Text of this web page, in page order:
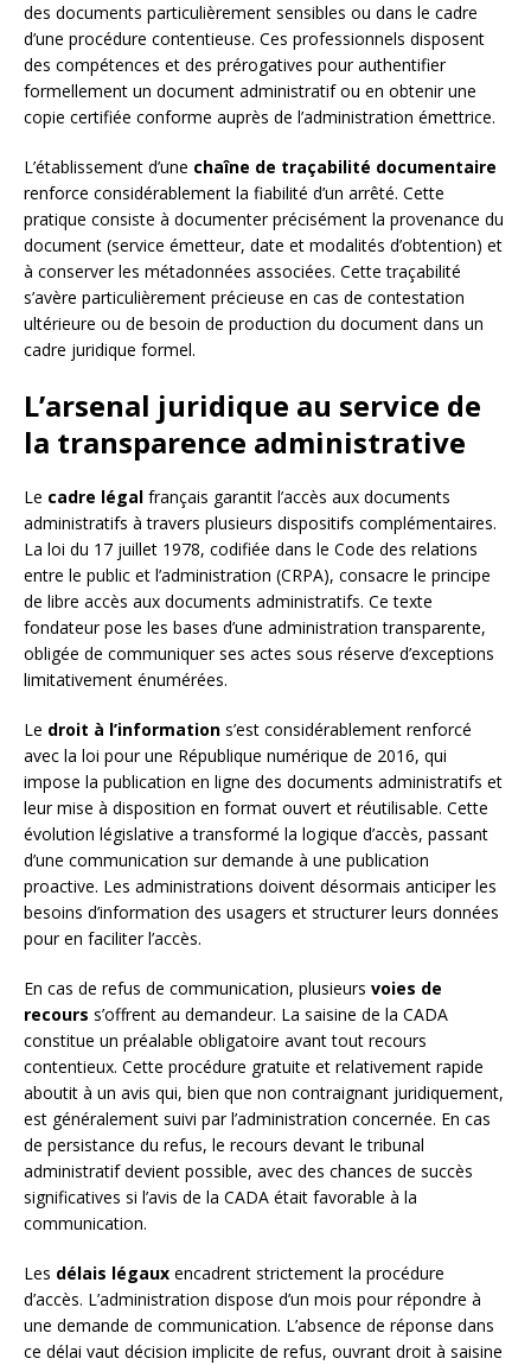
des documents particulièrement sensibles ou dans le cadre
d’une procédure contentieuse. Ces professionnels disposent
des compétences et des prérogatives pour authentifier
formellement un document administratif ou en obtenir une
copie certifiée conforme auprès de l’administration émettrice.
L’établissement d’une chaîne de traçabilité documentaire
renforce considérablement la fiabilité d’un arrêté. Cette
pratique consiste à documenter précisément la provenance du
document (service émetteur, date et modalités d’obtention) et
à conserver les métadonnées associées. Cette traçabilité
s’avère particulièrement précieuse en cas de contestation
ultérieure ou de besoin de production du document dans un
cadre juridique formel.
L’arsenal juridique au service de
la transparence administrative
Le cadre légal français garantit l’accès aux documents
administratifs à travers plusieurs dispositifs complémentaires.
La loi du 17 juillet 1978, codifiée dans le Code des relations
entre le public et l’administration (CRPA), consacre le principe
de libre accès aux documents administratifs. Ce texte
fondateur pose les bases d’une administration transparente,
obligée de communiquer ses actes sous réserve d’exceptions
limitativement énumérées.
Le droit à l’information s’est considérablement renforcé
avec la loi pour une République numérique de 2016, qui
impose la publication en ligne des documents administratifs et
leur mise à disposition en format ouvert et réutilisable. Cette
évolution législative a transformé la logique d’accès, passant
d’une communication sur demande à une publication
proactive. Les administrations doivent désormais anticiper les
besoins d’information des usagers et structurer leurs données
pour en faciliter l’accès.
En cas de refus de communication, plusieurs voies de
recours s’offrent au demandeur. La saisine de la CADA
constitue un préalable obligatoire avant tout recours
contentieux. Cette procédure gratuite et relativement rapide
aboutit à un avis qui, bien que non contraignant juridiquement,
est généralement suivi par l’administration concernée. En cas
de persistance du refus, le recours devant le tribunal
administratif devient possible, avec des chances de succès
significatives si l’avis de la CADA était favorable à la
communication.
Les délais légaux encadrent strictement la procédure
d’accès. L’administration dispose d’un mois pour répondre à
une demande de communication. L’absence de réponse dans
ce délai vaut décision implicite de refus, ouvrant droit à saisine